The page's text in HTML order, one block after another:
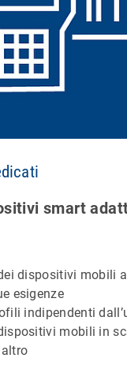
smart
dispositivi mobili
esigenze
indipendenti
mobili in